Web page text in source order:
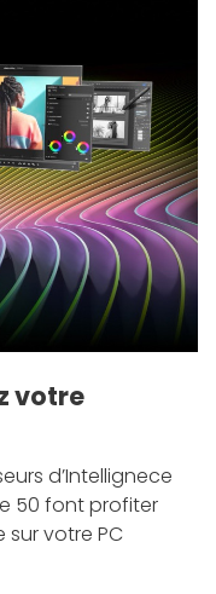
votre
d’Intellignece
50 font profiter
sur votre PC